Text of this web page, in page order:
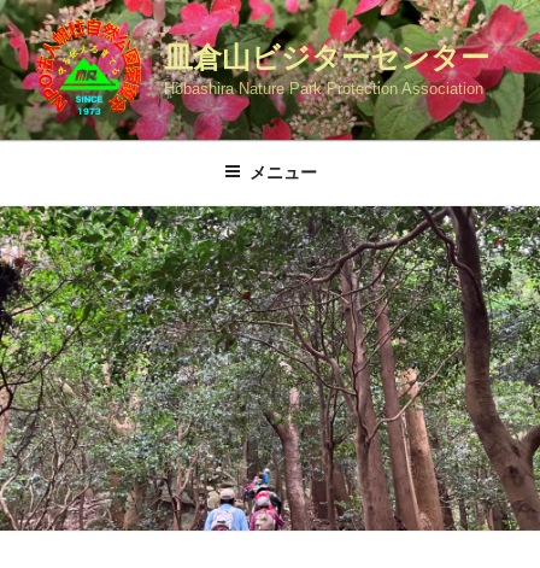
コ
ン
テ
ン
ツ
キ
ッ
プ
皿倉山ビジターセンター
Hobashira Nature Park Protection Association
メニュー